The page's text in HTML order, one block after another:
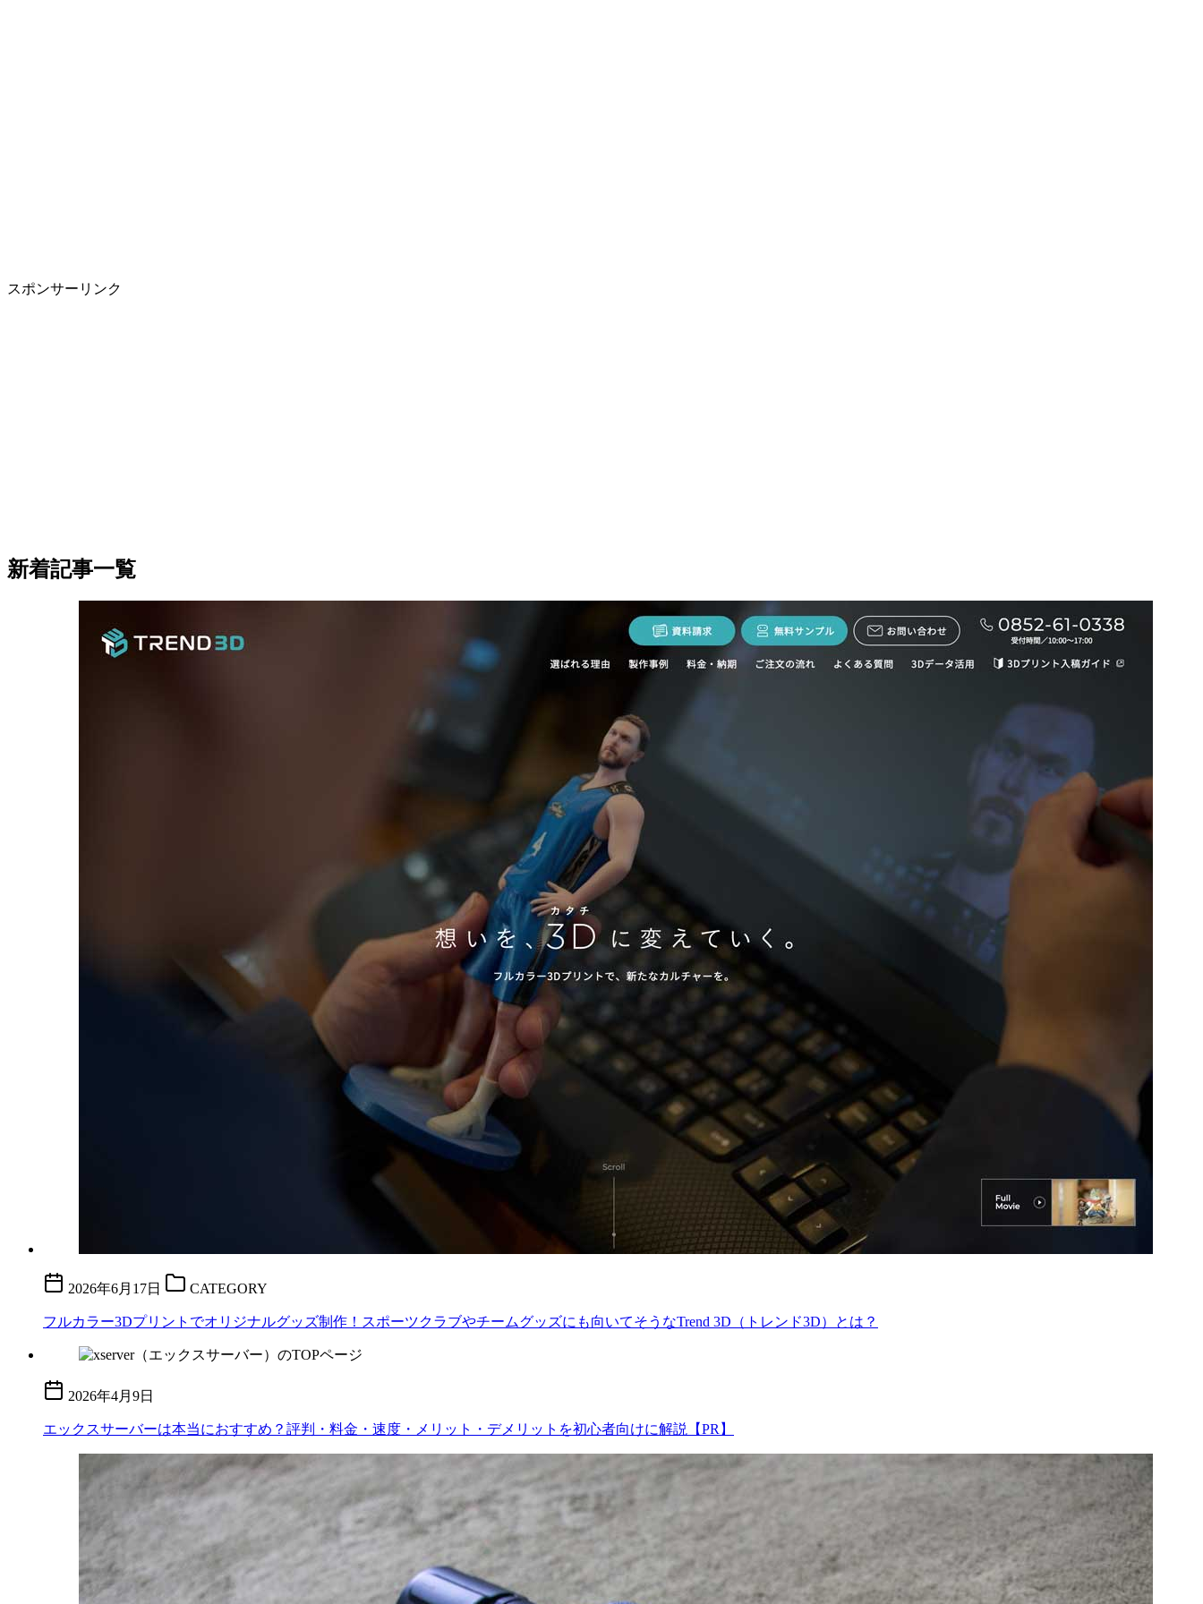
スポンサーリンク
新着記事一覧
2026年6月17日 CATEGORY
フルカラー3Dプリントでオリジナルグッズ制作！スポーツクラブやチームグッズにも向いてそうなTrend 3D（トレンド3D）とは？
2026年4月9日
エックスサーバーは本当におすすめ？評判・料金・速度・メリット・デメリットを初心者向けに解説【PR】